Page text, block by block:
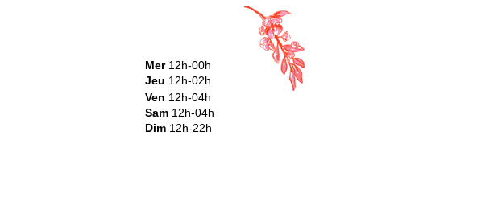
Mer12h-00h
Jeu 12h-02h
Ven 12h-04h
Sam 12h-04h
Dim 12h-22h​